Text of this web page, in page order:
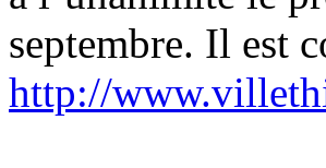
septembre. Il est
http://